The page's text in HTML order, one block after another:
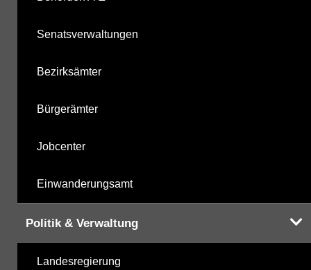
Senatsverwaltungen
Bezirksämter
Bürgerämter
Jobcenter
Einwanderungsamt
Politik & Verwaltung
Landesregierung